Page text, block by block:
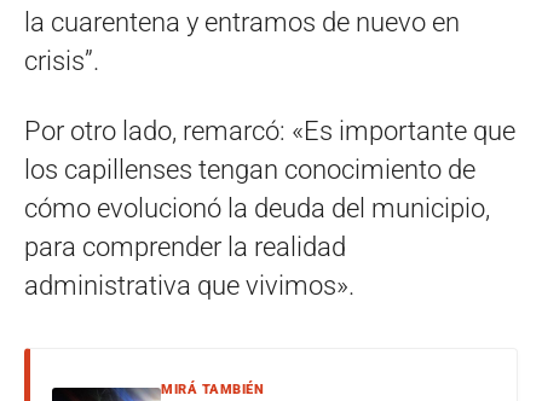
la cuarentena y entramos de nuevo en
crisis”.
Por otro lado, remarcó: «Es importante que
los capillenses tengan conocimiento de
cómo evolucionó la deuda del municipio,
para comprender la realidad
administrativa que vivimos».
MIRÁ TAMBIÉN